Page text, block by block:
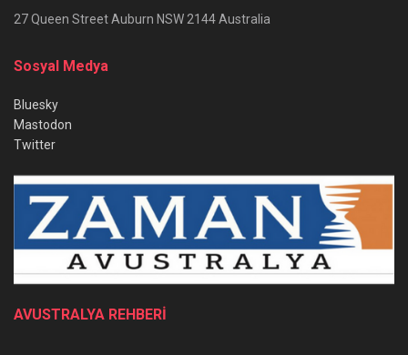
27 Queen Street Auburn NSW 2144 Australia
Sosyal Medya
Bluesky
Mastodon
Twitter
AVUSTRALYA REHBERİ